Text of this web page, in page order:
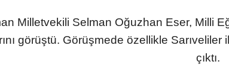
Milletvekili Selman Oğuzhan Eser, Milli
görüştü. Görüşmede özellikle
çıktı.